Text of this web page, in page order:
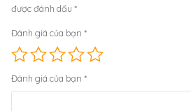
được đánh dấu *
Đánh giá của bạn *
Đánh giá của bạn *